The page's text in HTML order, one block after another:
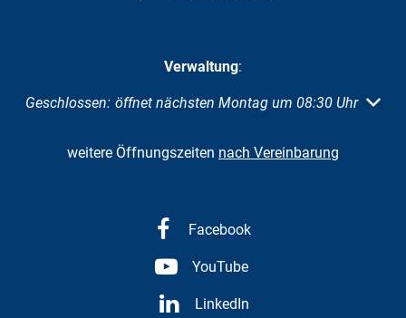
Verwaltung:
Klicken, um weitere Öffnungs- oder Schließzeiten
Geschlossen: öffnet nächsten Montag um 08:30 Uhr
weitere Öffnungszeiten nach Vereinbarung
Facebook
YouTube
LinkedIn